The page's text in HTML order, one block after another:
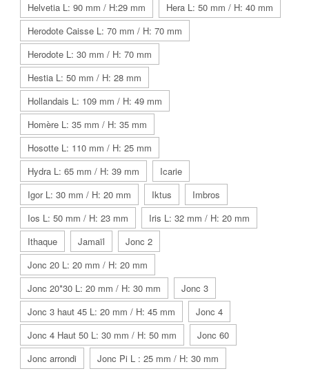
Helvetia L: 90 mm / H:29 mm
Hera L: 50 mm / H: 40 mm
Herodote Caisse L: 70 mm / H: 70 mm
Herodote L: 30 mm / H: 70 mm
Hestia L: 50 mm / H: 28 mm
Hollandais L: 109 mm / H: 49 mm
Homère L: 35 mm / H: 35 mm
Hosotte L: 110 mm / H: 25 mm
Hydra L: 65 mm / H: 39 mm
Icarie
Igor L: 30 mm / H: 20 mm
Iktus
Imbros
Ios L: 50 mm / H: 23 mm
Iris L: 32 mm / H: 20 mm
Ithaque
Jamaïl
Jonc 2
Jonc 20 L: 20 mm / H: 20 mm
Jonc 20*30 L: 20 mm / H: 30 mm
Jonc 3
Jonc 3 haut 45 L: 20 mm / H: 45 mm
Jonc 4
Jonc 4 Haut 50 L: 30 mm / H: 50 mm
Jonc 60
Jonc arrondi
Jonc Pi L : 25 mm / H: 30 mm